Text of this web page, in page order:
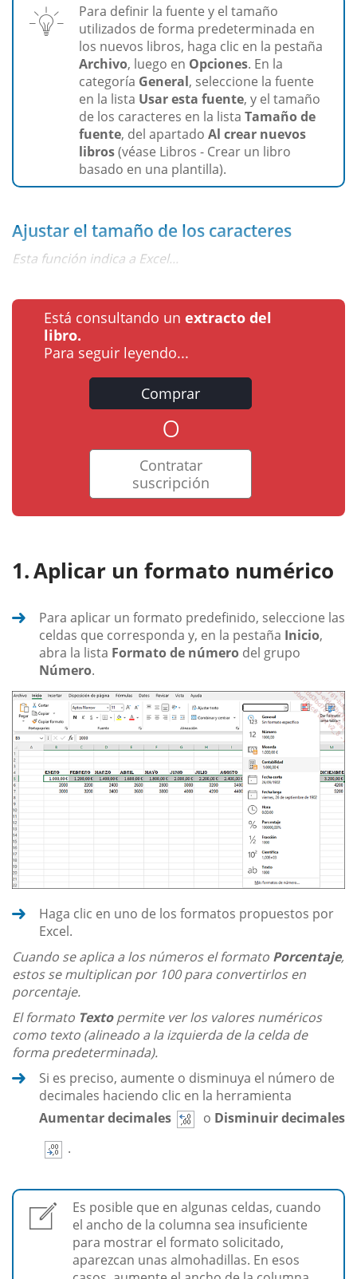
Para definir la fuente y el tamaño
utilizados de forma predeterminada en
los nuevos libros, haga clic en la pestaña
Archivo, luego en Opciones. En la
categoría General, seleccione la fuente
en la lista Usar esta fuente, y el tamaño
de los caracteres en la lista Tamaño de
fuente, del apartado Al crear nuevos
libros(véase Libros - Crear un libro
basado en una plantilla).
Ajustar el tamaño de los caracteres
Esta función indica a Excel...
Está consultando un extracto del
libro.
Para seguir leyendo...
Comprar
o
Contratar
suscripción
Aplicar un formato numérico
Para aplicar un formato predefinido, seleccione las
celdas que corresponda y, en la pestaña Inicio,
abra la lista Formato de número del grupo
Número.
Haga clic en uno de los formatos propuestos por
Excel.
Cuando se aplica a los números el formato Porcentaje,
estos se multiplican por 100 para convertirlos en
porcentaje.
El formato Textopermite ver los valores numéricos
como texto (alineado a la izquierda de la celda de
forma predeterminada).
Si es preciso, aumente o disminuya el número de
decimales haciendo clic en la herramienta
Aumentar decimales
o Disminuir decimales
.
Es posible que en algunas celdas, cuando
el ancho de la columna sea insuficiente
para mostrar el formato solicitado,
aparezcan unas almohadillas. En esos